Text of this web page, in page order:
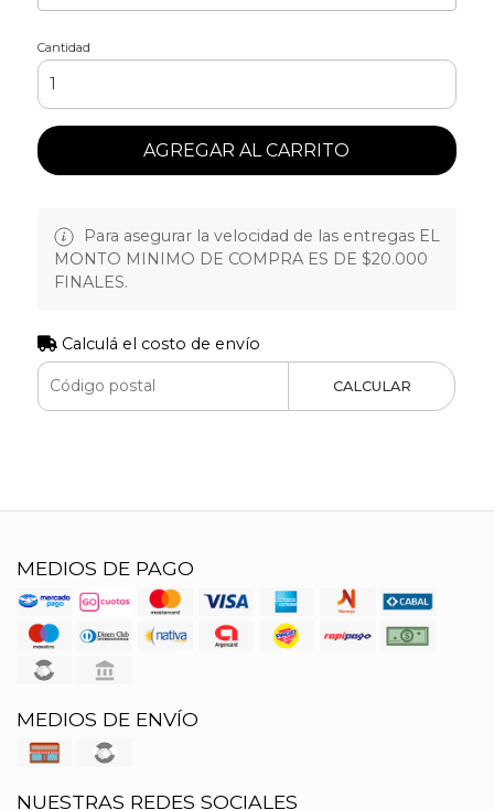
Cantidad
AGREGAR AL CARRITO
Para asegurar la velocidad de las entregas EL
MONTO MINIMO DE COMPRA ES DE $20.000
FINALES.
Calculá el costo de envío
CALCULAR
MEDIOS DE PAGO
MEDIOS DE ENVÍO
NUESTRAS REDES SOCIALES